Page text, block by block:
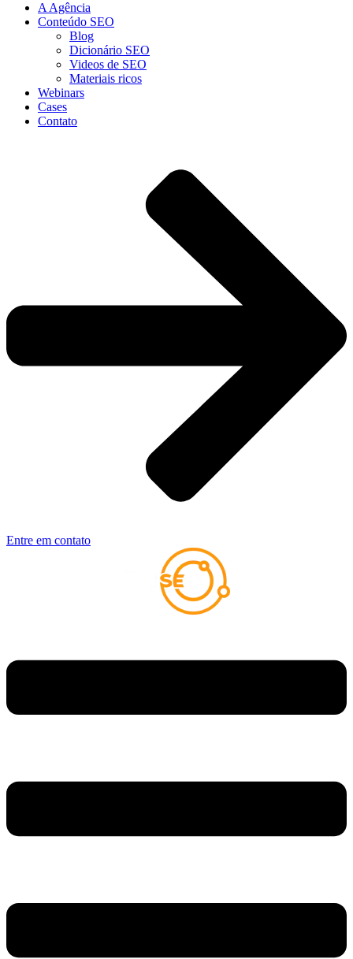
A Agência
Conteúdo SEO
Blog
Dicionário SEO
Videos de SEO
Materiais ricos
Webinars
Cases
Contato
Entre em contato